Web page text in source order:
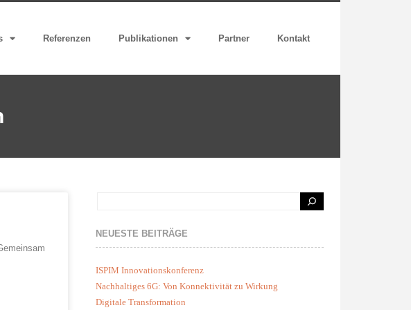
Referenzen Publikationen Partner Kontakt
NEUESTE BEITRÄGE
ISPIM Innovationskonferenz
Nachhaltiges 6G: Von Konnektivität zu Wirkung
Digitale Transformation